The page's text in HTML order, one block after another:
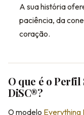
A sua história
paciência, da
coração.
O que é o
DiSC®?
O modelo Everything